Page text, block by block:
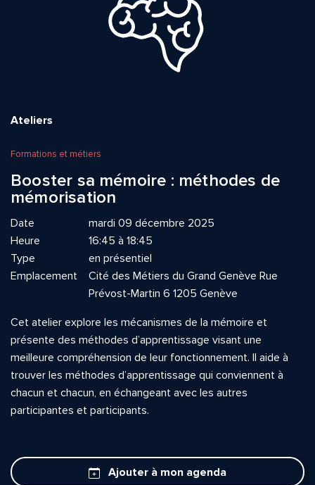
Ateliers
Formations et métiers
Booster sa mémoire : méthodes de
mémorisation
Date
mardi 09 décembre 2025
Heure
16:45 à 18:45
Type
en présentiel
Emplacement
Cité des Métiers du Grand Genève Rue
Prévost-Martin 6 1205 Genève
Cet atelier explore les mécanismes de la mémoire et
présente des méthodes d’apprentissage visant une
meilleure compréhension de leur fonctionnement. Il aide à
trouver les méthodes d’apprentissage qui conviennent à
chacun et chacun, en échangeant avec les autres
participantes et participants.
Ajouter à mon agenda